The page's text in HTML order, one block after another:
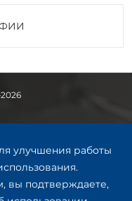
улучшения работы
вы подтверждаете,
244,